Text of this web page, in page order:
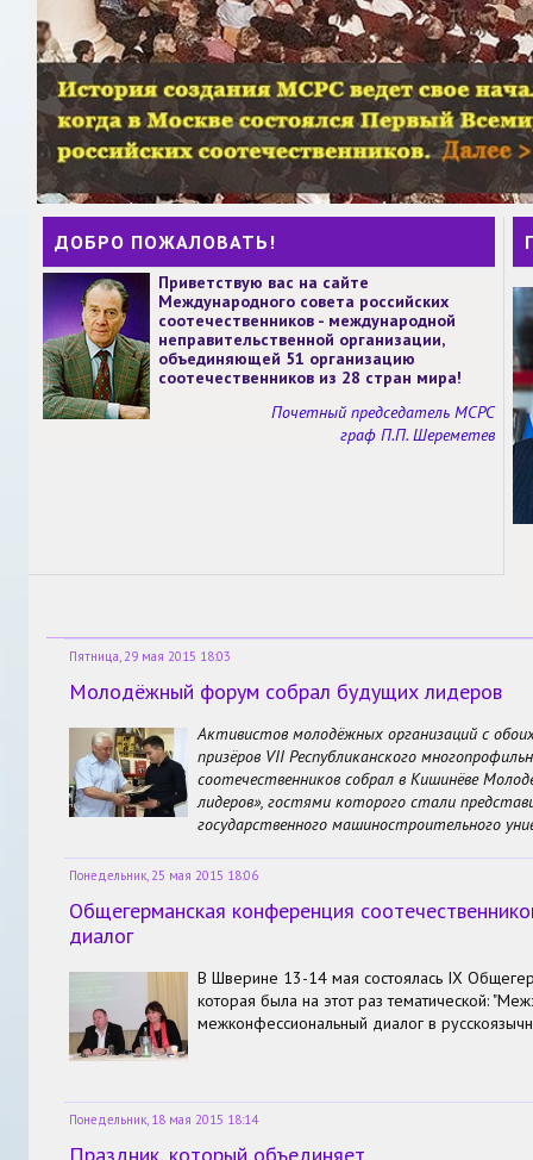
ДОБРО ПОЖАЛОВАТЬ!
Приветствую вас на сайте
Международного совета российских
соотечественников - международной
неправительственной организации,
объединяющей 51 организацию
соотечественников из 28 стран мира!
Почетный председатель МСРС
граф П.П. Шереметев
Пятница, 29 мая 2015 18:03
Молодёжный форум собрал будущих лидеров
Активистов молодёжных организаций с
призёров VII Республиканского
соотечественников собрал в Кишинёве
лидеров», гостями которого стали
государственного машиностроительного
Понедельник, 25 мая 2015 18:06
Общегерманская конференция
диалог
В Шверине 13-14 мая состоялась IX
которая была на этот раз тематической:
межконфессиональный диалог в
Понедельник, 18 мая 2015 18:14
Праздник, который объединяет